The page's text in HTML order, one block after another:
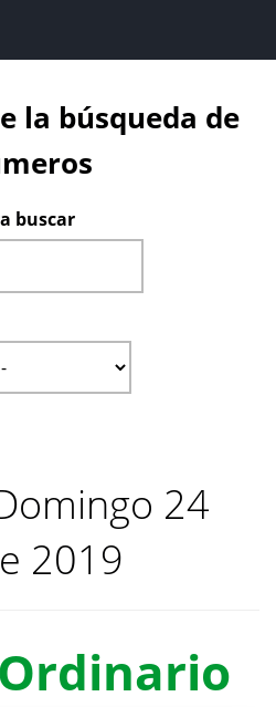
la búsqueda de
buscar
24
2019
Ordinario